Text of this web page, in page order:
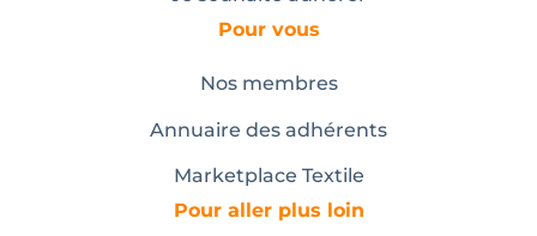
Pour vous
Nos membres
Annuaire des adhérents
Marketplace Textile
Pour aller plus loin